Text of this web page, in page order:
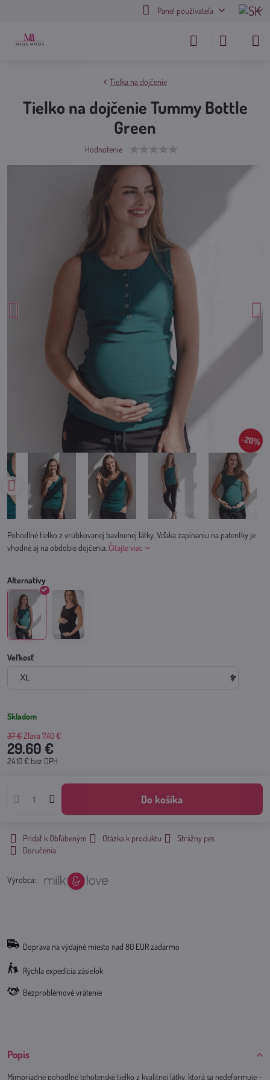
Panel používateľa
20%
Tielka na dojčenie
Tielko na dojčenie Tummy Bottle
Green
Hodnotenie
Pohodlné tielko z vrúbkovanej bavlnenej látky. Vďaka zapínaniu na patentky je
vhodné aj na obdobie dojčenia. Čítajte viac
Veľkosť
Skladom
37 €Zľava7.40 €
29.60 €
24.10 € bez DPH
Do košíka
Pridať k Obľúbeným Otázka k produktu
Strážny pes
Doručenia
Výrobca:
Doprava na výdajné miesto nad 80 EUR zadarmo
Rýchla expedícia zásielok
Bezproblémové vrátenie
Popis
Mimoriadne pohodlné tehotenské tielko z kvalitnej látky, ktorá sa nedeformuje -